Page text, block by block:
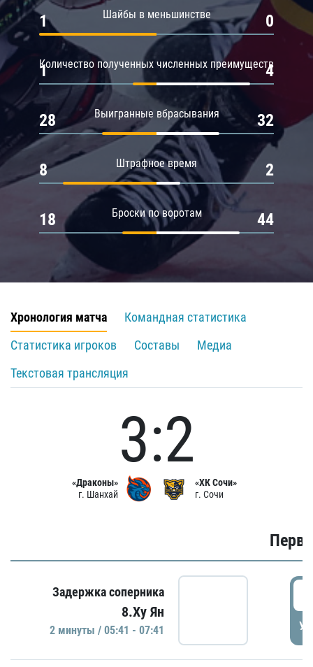
Шайбы в меньшинстве
1 0
Количество полученных численных преимуществ
1 4
Выигранные вбрасывания
28 32
Штрафное время
8 2
Броски по воротам
18 44
Хронология матча
Командная статистика
Статистика игроков
Составы
Медиа
Текстовая трансляция
«Драконы»
г. Шанхай
3:2
«ХК Сочи»
г. Сочи
Задержка соперника
8.Ху Ян
2 минуты / 05:41 - 07:41